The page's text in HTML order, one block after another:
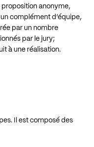
anonyme,
complément d’équipe,
par un nombre
par le jury;
à une réalisation.
Il est composé des